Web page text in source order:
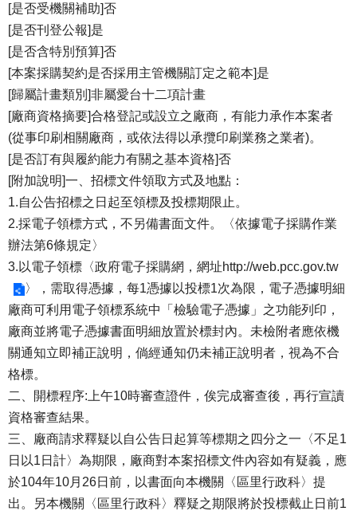
[是否受機關補助]否
[是否刊登公報]是
[是否含特別預算]否
[本案採購契約是否採用主管機關訂定之範本]是
[歸屬計畫類別]非屬愛台十二項計畫
[廠商資格摘要]合格登記或設立之廠商，有能力承作本案者
(從事印刷相關廠商，或依法得以承攬印刷業務之業者)。
[是否訂有與履約能力有關之基本資格]否
[附加說明]一、招標文件領取方式及地點：
1.自公告招標之日起至領標及投標期限止。
2.採電子領標方式，不另備書面文件。〈依據電子採購作業
辦法第6條規定〉
3.以電子領標〈政府電子採購網，網址http://web.pcc.gov.tw
〉，需取得憑據，每1憑據以投標1次為限，電子憑據明細
廠商可利用電子領標系統中「檢驗電子憑據」之功能列印，
廠商並將電子憑據書面明細放置於標封內。未檢附者應依機
關通知立即補正說明，倘經通知仍未補正說明者，視為不合
格標。
二、開標程序:上午10時審查證件，俟完成審查後，再行宣讀
資格審查結果。
三、廠商請求釋疑以自公告日起算等標期之四分之一〈不足1
日以1日計〉為期限，廠商對本案招標文件內容如有疑義，應
於104年10月26日前，以書面向本機關〈區里行政科〉提
出。另本機關〈區里行政科〉釋疑之期限將於投標截止日前1